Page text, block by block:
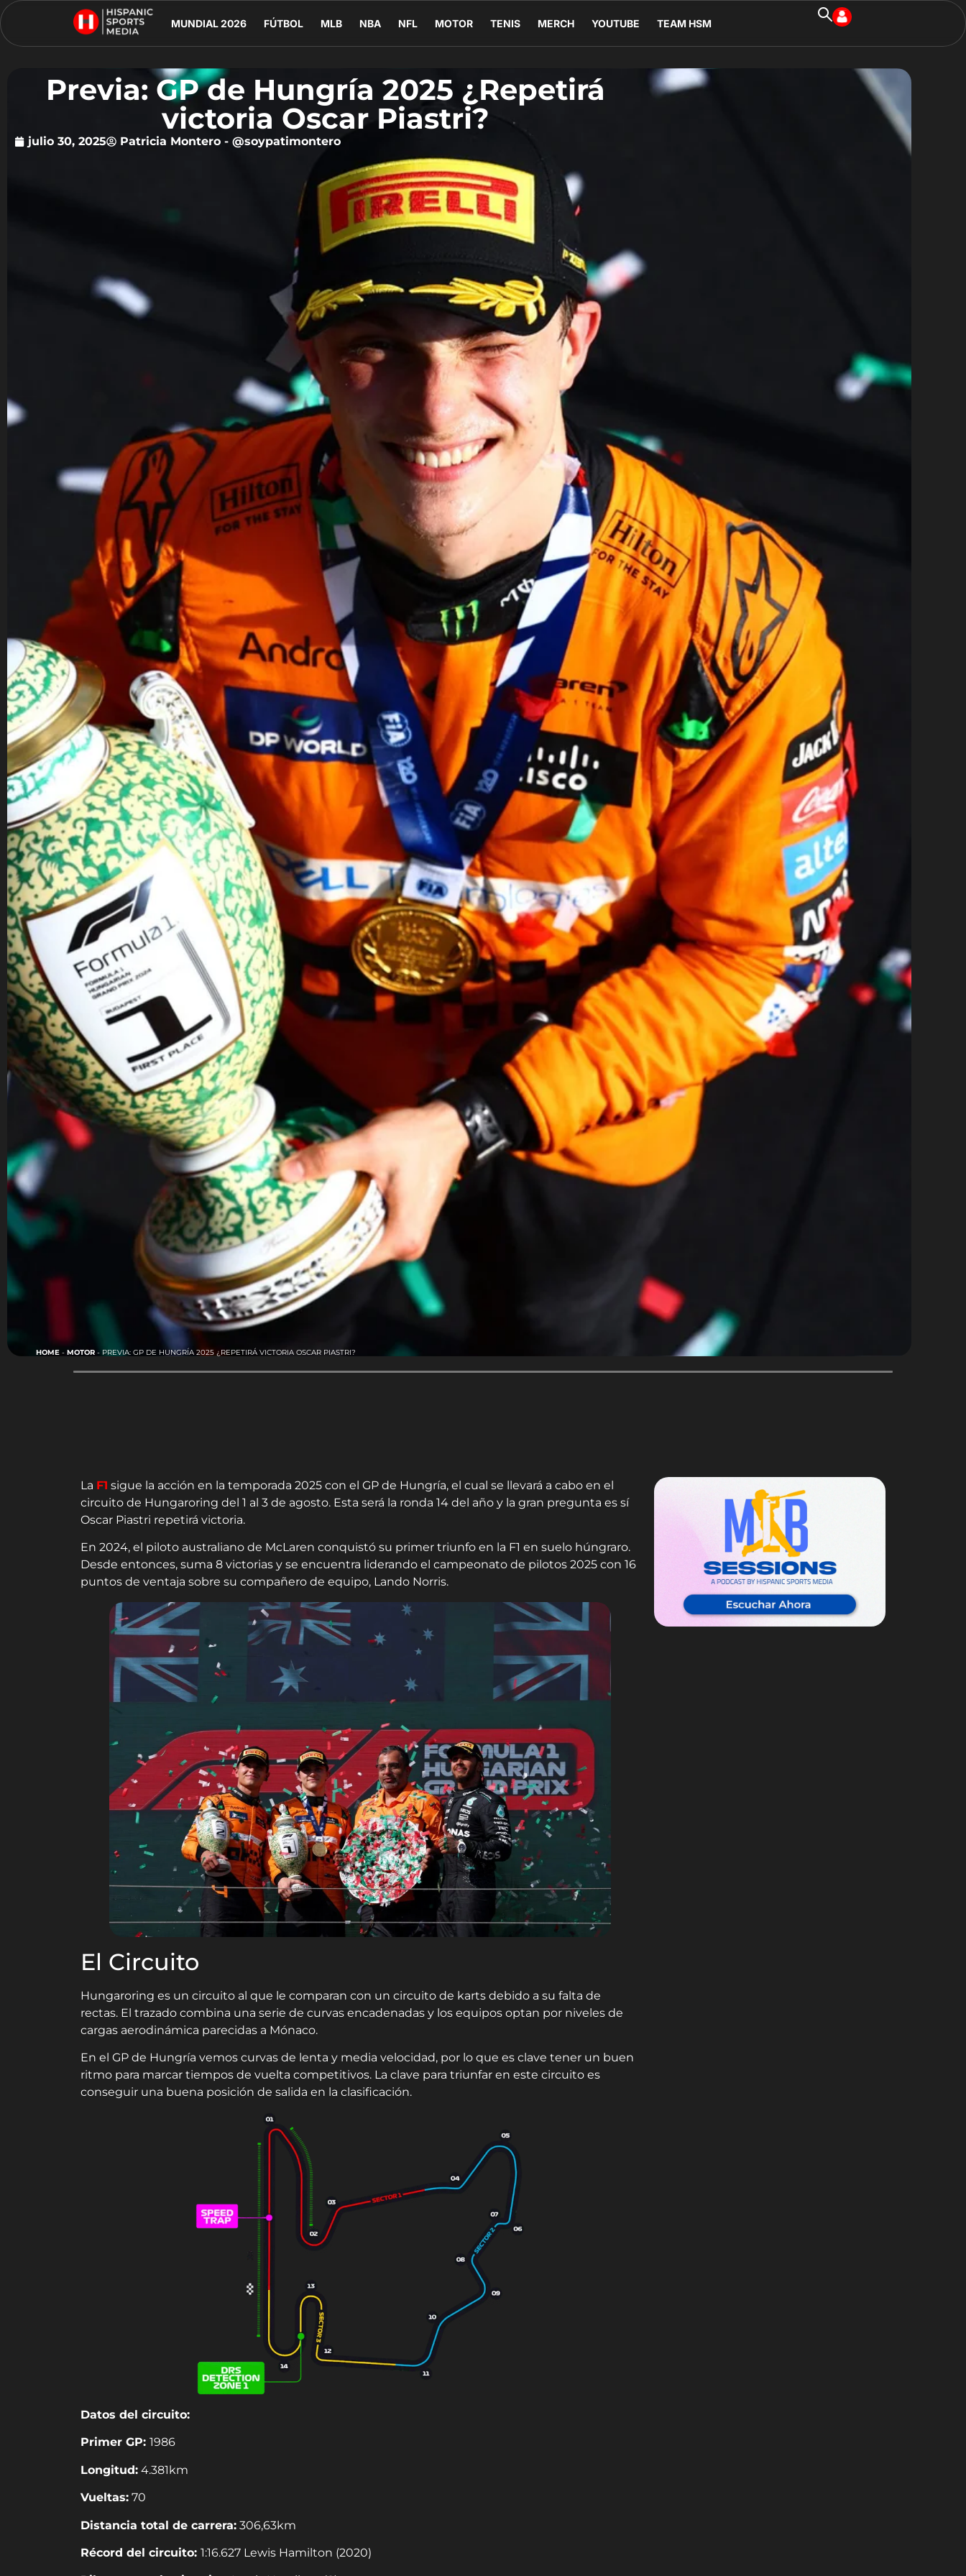
MUNDIAL 2026 FÚTBOL MLB NBA NFL MOTOR TENIS MERCH YOUTUBE TEAM HSM
Previa: GP de Hungría 2025 ¿Repetirá
victoria Oscar Piastri?
julio 30, 2025 Patricia Montero - @soypatimontero
HOME- MOTOR- PREVIA: GP DE HUNGRÍA 2025 ¿REPETIRÁ VICTORIA OSCAR PIASTRI?
La F1 sigue la acción en la temporada 2025 con el GP de Hungría, el cual se llevará a cabo en el
circuito de Hungaroring del 1 al 3 de agosto. Esta será la ronda 14 del año y la gran pregunta es sí
Oscar Piastri repetirá victoria.
En 2024, el piloto australiano de McLaren conquistó su primer triunfo en la F1 en suelo húngraro.
Desde entonces, suma 8 victorias y se encuentra liderando el campeonato de pilotos 2025 con 16
puntos de ventaja sobre su compañero de equipo, Lando Norris.
El Circuito
Hungaroring es un circuito al que le comparan con un circuito de karts debido a su falta de
rectas. El trazado combina una serie de curvas encadenadas y los equipos optan por niveles de
cargas aerodinámica parecidas a Mónaco.
En el GP de Hungría vemos curvas de lenta y media velocidad, por lo que es clave tener un buen
ritmo para marcar tiempos de vuelta competitivos. La clave para triunfar en este circuito es
conseguir una buena posición de salida en la clasificación.
Datos del circuito:
Primer GP: 1986
Longitud: 4.381km
Vueltas: 70
Distancia total de carrera: 306,63km
Récord del circuito: 1:16.627 Lewis Hamilton (2020)